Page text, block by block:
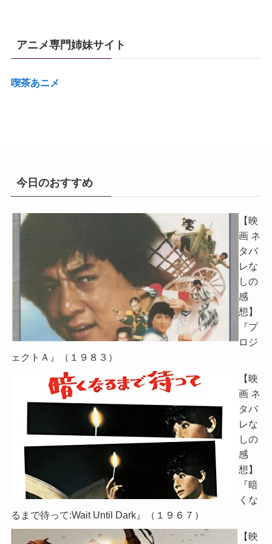
アニメ専門姉妹サイト
喫茶あニメ
今日のおすすめ
【映
画 ネ
タバ
レな
しの
感
想】
『プ
ロジ
ェクトＡ』（１９８３）
【映
画 ネ
タバ
レな
しの
感
想】
『暗
くな
るまで待って:Wait Until Dark』（１９６７）
【映